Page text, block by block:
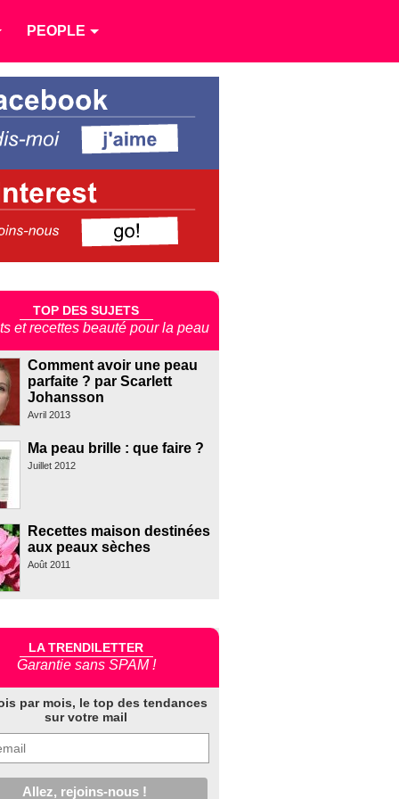
PEOPLE
TOP DES SUJETS
et recettes beauté pour la peau
Comment avoir une peau
parfaite ? par Scarlett
Johansson
Avril 2013
Ma peau brille : que faire ?
Juillet 2012
Recettes maison destinées
aux peaux sèches
Août 2011
LA TRENDILETTER
Garantie sans SPAM !
par mois, le top des tendances
sur votre mail